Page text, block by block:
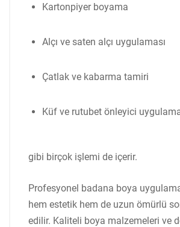
Kartonpiyer boyama
Alçı ve saten alçı uygulaması
Çatlak ve kabarma tamiri
Küf ve rutubet önleyici
gibi birçok işlemi de içerir.
Profesyonel badana boya
hem estetik hem de uzun ömürlü
edilir. Kaliteli boya malzemeleri ve